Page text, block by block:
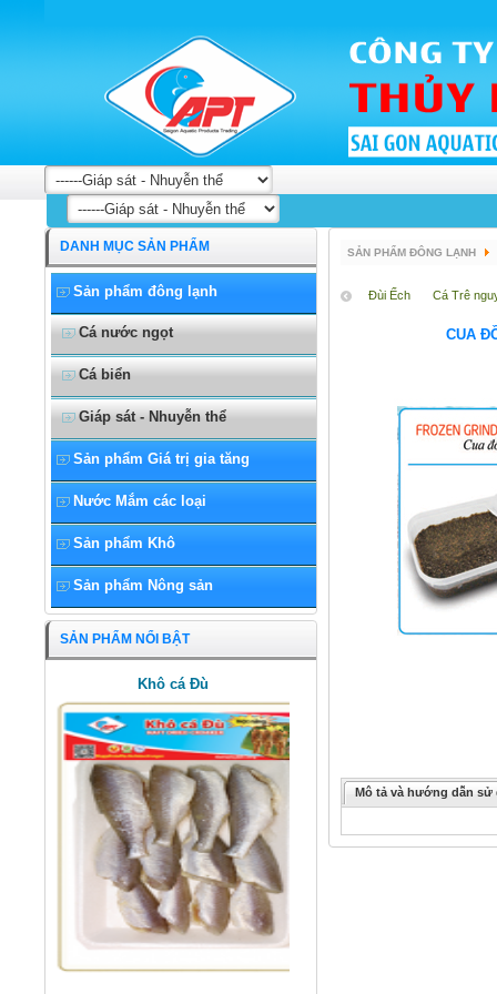
SẢN PHẨM ĐÔNG LẠNH
Đùi Ếch Cá Trê
CUA
Mô tả và hướng dẫn sử
DANH MỤC SẢN PHẨM
Sản phẩm đông lạnh
Cá nước ngọt
Cá biển
Giáp sát - Nhuyễn thể
Sản phẩm Giá trị gia tăng
Nước Mắm các loại
Sản phẩm Khô
Sản phẩm Nông sản
SẢN PHẨM NỔI BẬT
Khô cá Đù